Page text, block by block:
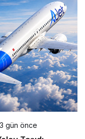
3 gün önce